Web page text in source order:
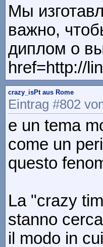
Мы
важно,
диплом о
href=http://
crazy_isPt aus Rome
Eintrag #802
e un tema
come un
questo
La "crazy
stanno
il modo in